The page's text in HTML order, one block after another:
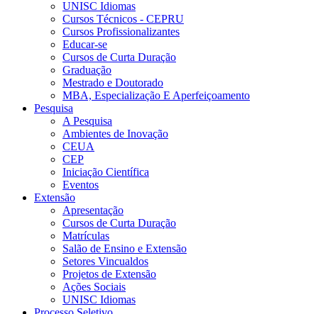
UNISC Idiomas
Cursos Técnicos - CEPRU
Cursos Profissionalizantes
Educar-se
Cursos de Curta Duração
Graduação
Mestrado e Doutorado
MBA, Especialização E Aperfeiçoamento
Pesquisa
A Pesquisa
Ambientes de Inovação
CEUA
CEP
Iniciação Científica
Eventos
Extensão
Apresentação
Cursos de Curta Duração
Matrículas
Salão de Ensino e Extensão
Setores Vincualdos
Projetos de Extensão
Ações Sociais
UNISC Idiomas